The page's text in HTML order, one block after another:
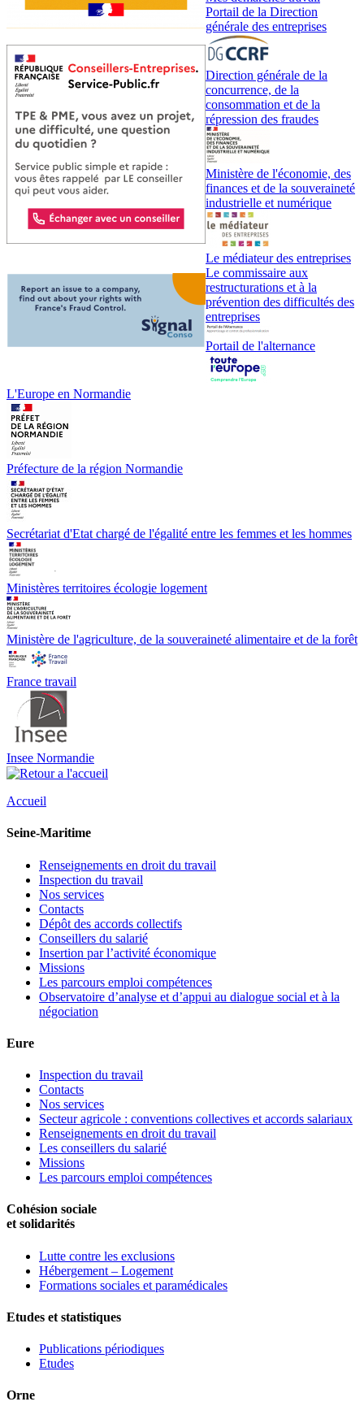
Portail de la Direction
générale des entreprises
Direction générale de la
concurrence, de la
consommation et de la
répression des fraudes
Ministère de l'économie, des
finances et de la souveraineté
industrielle et numérique
Le médiateur des entreprises
Le commissaire aux
restructurations et à la
prévention des difficultés des
entreprises
Portail de l'alternance
L'Europe en Normandie
Préfecture de la région Normandie
Secrétariat d'Etat chargé de l'égalité entre les femmes et les hommes
Ministères territoires écologie logement
Ministère de l'agriculture, de la souveraineté alimentaire et de la forêt
France travail
Insee Normandie
Accueil
Seine-Maritime
Renseignements en droit du travail
Inspection du travail
Nos services
Contacts
Dépôt des accords collectifs
Conseillers du salarié
Insertion par l’activité économique
Missions
Les parcours emploi compétences
Observatoire d’analyse et d’appui au dialogue social et à la
négociation
Eure
Inspection du travail
Contacts
Nos services
Secteur agricole : conventions collectives et accords salariaux
Renseignements en droit du travail
Les conseillers du salarié
Missions
Les parcours emploi compétences
Cohésion sociale
et solidarités
Lutte contre les exclusions
Hébergement – Logement
Formations sociales et paramédicales
Etudes et statistiques
Publications périodiques
Etudes
Orne